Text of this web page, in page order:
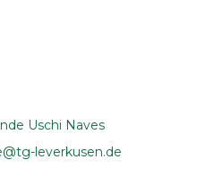
Uschi Naves
leverkusen.de